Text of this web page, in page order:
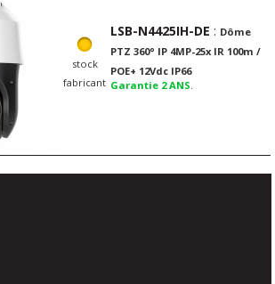
stock
fabricant
LSB-N4425IH-DE : Dôme
PTZ 360° IP 4MP-25x IR 100m /
POE+ 12Vdc IP66
Garantie 2 ANS